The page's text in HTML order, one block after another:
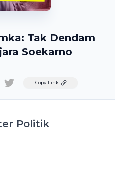
Tak Dendam
Soekarno
TwitterCopy Link
Politik